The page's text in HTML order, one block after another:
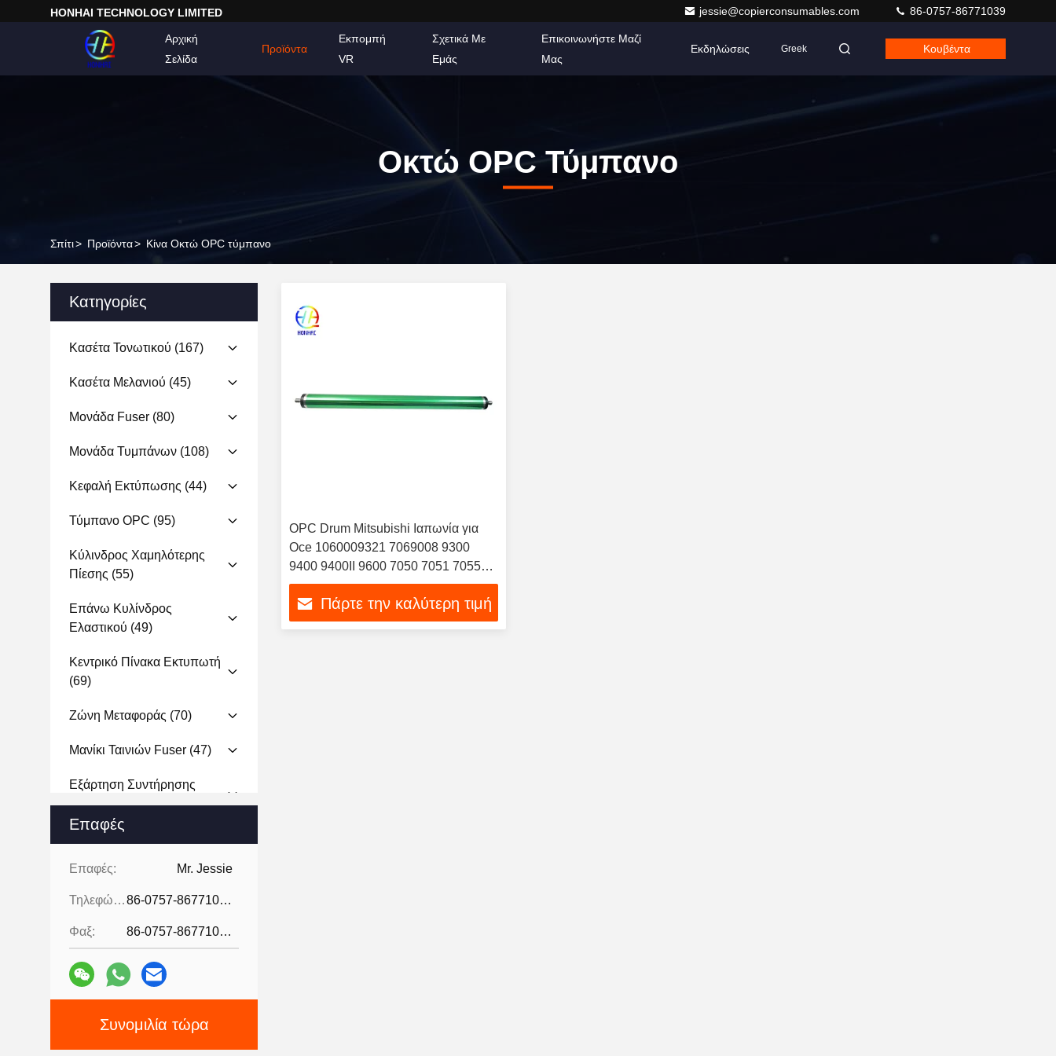
HONHAI TECHNOLOGY LIMITED jessie@copierconsumables.com 86-0757-86771039
Αρχική
Σελίδα
Προϊόντα
Εκπομπή
VR
Σχετικά Με
Εμάς
Επικοινωνήστε Μαζί
Μας
Εκδηλώσεις Greek Κουβέντα
Οκτώ OPC Τύμπανο
Σπίτι> Προϊόντα> Κίνα Οκτώ OPC τύμπανο
Κατηγορίες
Κασέτα Τονωτικού (167)
Κασέτα Μελανιού (45)
Μονάδα Fuser (80)
Μονάδα Τυμπάνων (108)
Κεφαλή Εκτύπωσης (44)
Τύμπανο OPC (95)
Κύλινδρος Χαμηλότερης
Πίεσης (55)
Επάνω Κυλίνδρος
Ελαστικού (49)
Κεντρικό Πίνακα Εκτυπωτή
(69)
Ζώνη Μεταφοράς (70)
Μανίκι Ταινιών Fuser (47)
Εξάρτηση Συντήρησης
Εκτυπωτών(12)
Μονάδα Υπεύθυνων Για
Την Ανάπτυξη
Κύλινδρος Επαναλείψεων
(79)
Καθαρίζοντας Λεπίδα
Τυμπάνων
(58)
Κύλινδρος Αρχικών
Επαφές
Επαφές: Mr. Jessie
Τηλεφώνημα: 86-0757-86771039
Φαξ: 86-0757-86771039
Συνομιλία τώρα
OPC Drum Mitsubishi Ιαπωνία για
Oce 1060009321 7069008 9300
9400 9400II 9600 7050 7051 7055
7056 TDS100 TDS300 TDS320
TDS400 TDS450 TDS600 TDS700
Σχέδιο κύματος 300 340 350 360 750
Πάρτε την καλύτερη τιμή